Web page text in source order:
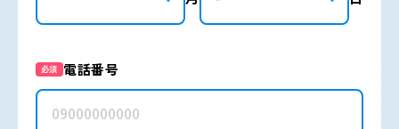
必須 電話番号